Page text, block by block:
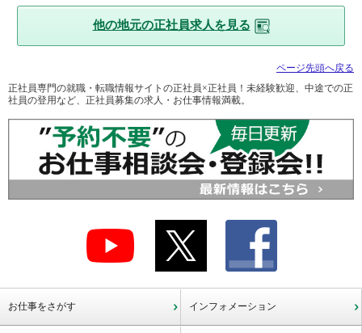
他の地元の正社員求人を見る
ページ先頭へ戻る
正社員専門の就職・転職情報サイトの正社員×正社員！未経験歓迎、中途での正
社員の登用など、正社員募集の求人・お仕事情報満載。
お仕事をさがす インフォメーション